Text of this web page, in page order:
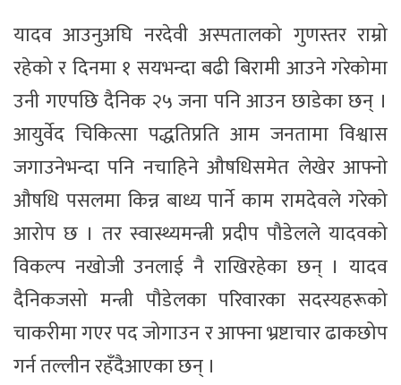
यादव आउनुअघि नरदेवी अस्पतालको गुणस्तर राम्रो
रहेको र दिनमा १ सयभन्दा बढी बिरामी आउने गरेकोमा
उनी गएपछि दैनिक २५ जना पनि आउन छाडेका छन् ।
आयुर्वेद चिकित्सा पद्धतिप्रति आम जनतामा विश्वास
जगाउनेभन्दा पनि नचाहिने औषधिसमेत लेखेर आफ्नो
औषधि पसलमा किन्न बाध्य पार्ने काम रामदेवले गरेको
आरोप छ । तर स्वास्थ्यमन्त्री प्रदीप पौडेलले यादवको
विकल्प नखोजी उनलाई नै राखिरहेका छन् । यादव
दैनिकजसो मन्त्री पौडेलका परिवारका सदस्यहरूको
चाकरीमा गएर पद जोगाउन र आफ्ना भ्रष्टाचार ढाकछोप
गर्न तल्लीन रहँदैआएका छन् ।